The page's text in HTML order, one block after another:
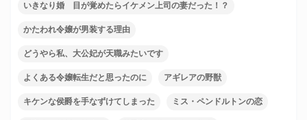
いきなり婚 目が覚めたらイケメン上司の妻だった！？
かたわれ令嬢が男装する理由
どうやら私、大公妃が天職みたいです
よくある令嬢転生だと思ったのに アギレアの野獣
キケンな侯爵を手なずけてしまった ミス・ペンドルトンの恋